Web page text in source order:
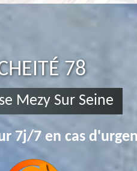
78
Mezy Sur Seine
7j/7 en cas